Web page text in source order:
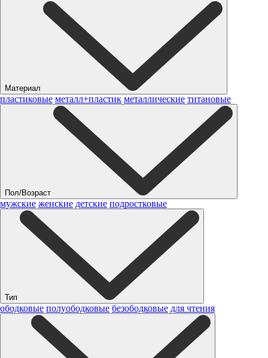
Материал
пластиковые металл+пластик металлические титановые
Пол/Возраст
мужские женские детские подростковые
Тип
ободковые полуободковые безободковые для чтения